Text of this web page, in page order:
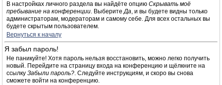
В настройках личного раздела вы найдёте опцию Скрывать моё
пребывание на конференции. ВыберитеДа, и вы будете видны только
администраторам, модераторам и самому себе. Для всех остальных вы
будете скрытым пользователем.
Вернуться к началу
Я забыл пароль!
Не паникуйте! Хотя пароль нельзя восстановить, можно легко получить
новый. Перейдите на страницу входа на конференцию и щёлкните на
ссылку Забыли пароль?. Следуйте инструкциям, и скоро вы снова
сможете войти на конференцию.